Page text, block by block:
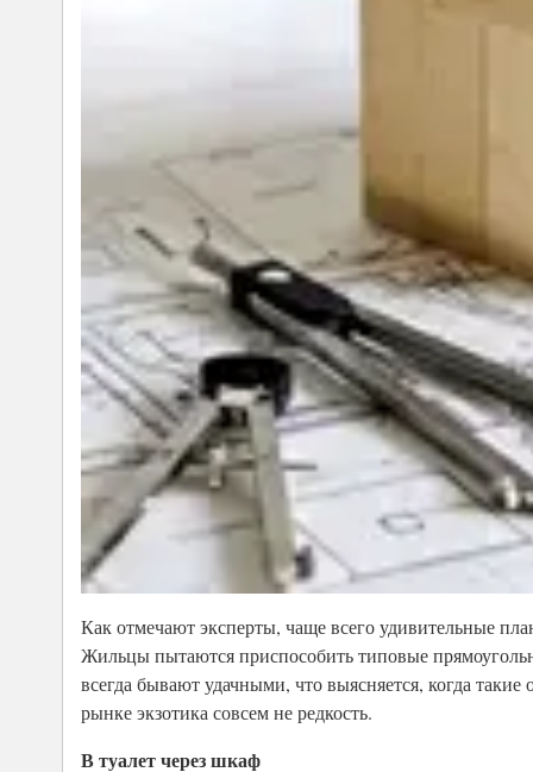
Как отмечают эксперты, чаще всего удивительные
Жильцы пытаются приспособить типовые
всегда бывают удачными, что выясняется, когда
рынке экзотика совсем не редкость.
В туалет через шкаф